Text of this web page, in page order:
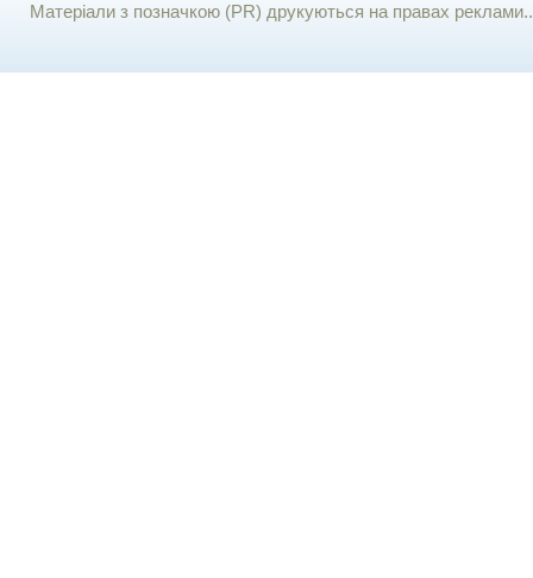
Матеріали з позначкою (PR) друкуються на правах реклами..